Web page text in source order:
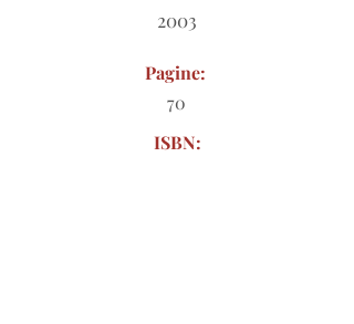
2003
Pagine:
70
ISBN: